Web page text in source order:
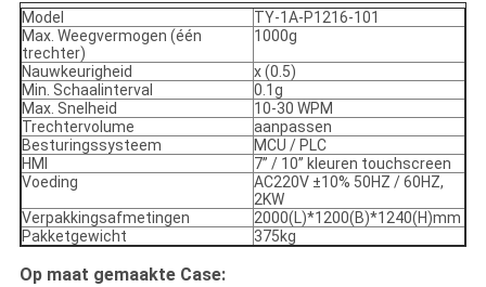
Model
TY-1A-P1216-101
Max. Weegvermogen (één
trechter)
1000g
Nauwkeurigheid
x (0.5)
Min. Schaalinterval
0.1g
Max. Snelheid
10-30 WPM
Trechtervolume
aanpassen
Besturingssysteem
MCU / PLC
HMI
7’’ / 10’’ kleuren touchscreen
Voeding
AC220V ±10% 50HZ / 60HZ,
2KW
Verpakkingsafmetingen
2000(L)*1200(B)*1240(H)mm
Pakketgewicht
375kg
Op maat gemaakte Case: